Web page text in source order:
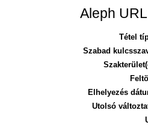
Aleph
Tétel
Szabad
Elhelyezés
Utolsó